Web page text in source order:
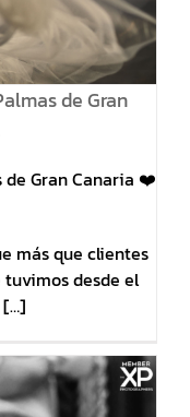
de Gran
de Gran Canaria ❤️
más que clientes
tuvimos desde el
[…]